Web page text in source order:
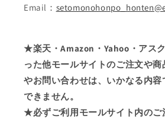
Email：
★楽天・Amazon・Yahoo・アス
った他モールサイトのご注文や商
やお問い合わせは、いかなる内
できません。
★必ずご利用モールサイト内のご